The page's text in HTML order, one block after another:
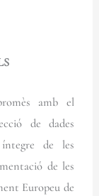
amb el
de dades
de les
de les
Europeu de